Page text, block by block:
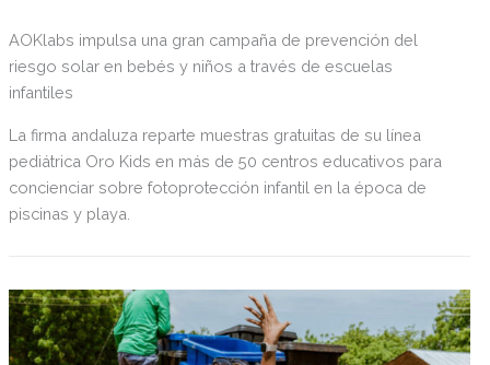
AOKlabs impulsa una gran campaña de prevención del
riesgo solar en bebés y niños a través de escuelas
infantiles
La firma andaluza reparte muestras gratuitas de su línea
pediátrica Oro Kids en más de 50 centros educativos para
concienciar sobre fotoprotección infantil en la época de
piscinas y playa.